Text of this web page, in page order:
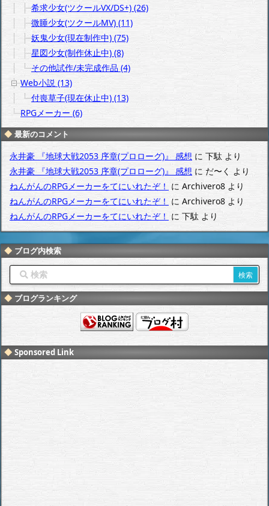
希求少女(ツクールVX/DS+) (26)
微睡少女(ツクールMV) (11)
妖鬼少女(現在制作中) (75)
星図少女(制作休止中) (8)
その他試作/未完成作品 (4)
Web小説 (13)
付喪草子(現在休止中) (13)
RPGメーカー (6)
最新のコメント
永井豪 『地球大戦2053 序章(プロローグ)』 感想に下駄より
永井豪 『地球大戦2053 序章(プロローグ)』 感想にだ〜く より
ねんがんのRPGメーカーをてにいれたぞ！ に Archivero8 より
ねんがんのRPGメーカーをてにいれたぞ！ に Archivero8より
ねんがんのRPGメーカーをてにいれたぞ！に下駄より
ブログ内検索
ブログランキング
Sponsored Link